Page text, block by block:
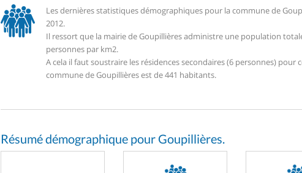
Les dernières statistiques démographiques pour la commune de
2012.
Il ressort que la mairie de Goupillières administre une population
personnes par km2.
A cela il faut soustraire les résidences secondaires (6 personnes)
commune de Goupillières est de 441 habitants.
Résumé démographique pour Goupillières.